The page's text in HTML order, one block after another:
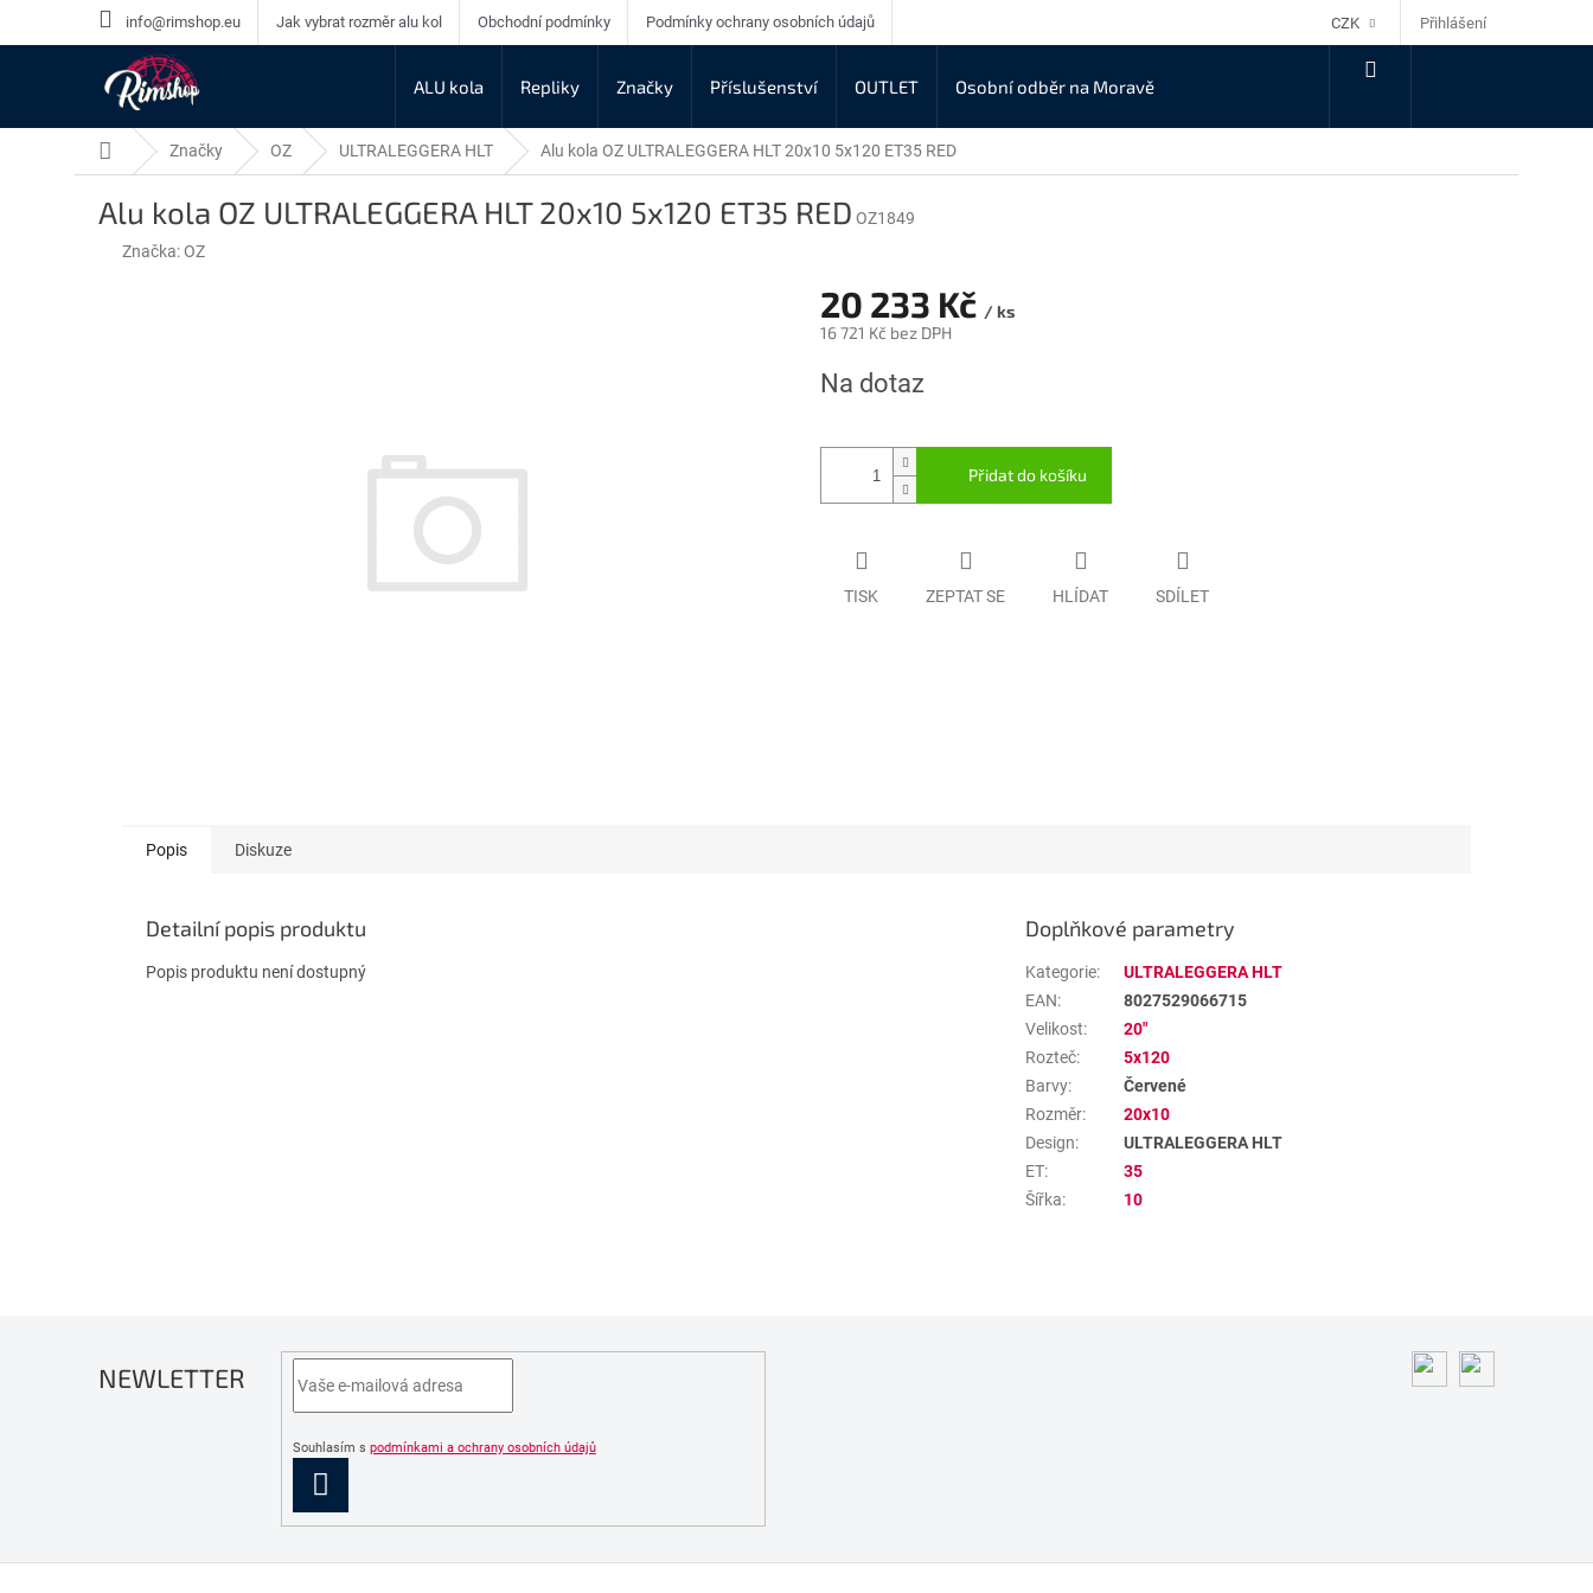
info@rimshop.eu Jak vybrat rozměr alu kol Obchodní podmínky Podmínky ochrany osobních údajů CZK Přihlášení
ALU kola Repliky Značky Příslušenství OUTLET Osobní odběr na Moravě
Domů Značky OZ ULTRALEGGERA HLT Alu kola OZ ULTRALEGGERA HLT 20x10 5x120 ET35 RED
Alu kola OZ ULTRALEGGERA HLT 20x10 5x120 ET35 RED OZ1849
Značka: OZ
20 233 Kč / ks
16 721 Kč bez DPH
cena:
Na dotaz
Přidat do košíku
TISK ZEPTAT SE HLÍDAT SDÍLET
Popis Diskuze
Detailní popis produktu
Popis produktu není dostupný
Doplňkové parametry
Kategorie:
ULTRALEGGERA HLT
EAN:
8027529066715
Velikost:
20"
Rozteč:
5x120
Barvy:
Červené
Rozměr:
20x10
Design:
ULTRALEGGERA HLT
ET:
35
Šířka: 10
NEWLETTER
Souhlasím s podmínkami a ochrany osobních údajů
SE